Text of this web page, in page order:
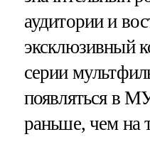
аудитории и
эксклюзивный
серии
появляться в
раньше, чем на